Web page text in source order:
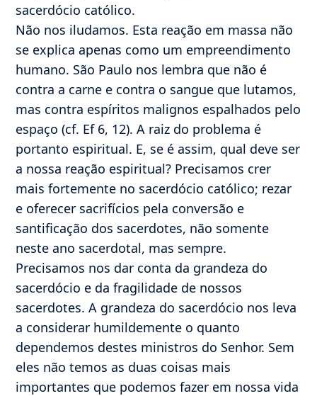
sacerdócio católico.
Não nos iludamos. Esta reação em massa não
se explica apenas como um empreendimento
humano. São Paulo nos lembra que não é
contra a carne e contra o sangue que lutamos,
mas contra espíritos malignos espalhados pelo
espaço (cf. Ef 6, 12). A raiz do problema é
portanto espiritual. E, se é assim, qual deve ser
a nossa reação espiritual? Precisamos crer
mais fortemente no sacerdócio católico; rezar
e oferecer sacrifícios pela conversão e
santificação dos sacerdotes, não somente
neste ano sacerdotal, mas sempre.
Precisamos nos dar conta da grandeza do
sacerdócio e da fragilidade de nossos
sacerdotes. A grandeza do sacerdócio nos leva
a considerar humildemente o quanto
dependemos destes ministros do Senhor. Sem
eles não temos as duas coisas mais
importantes que podemos fazer em nossa vida